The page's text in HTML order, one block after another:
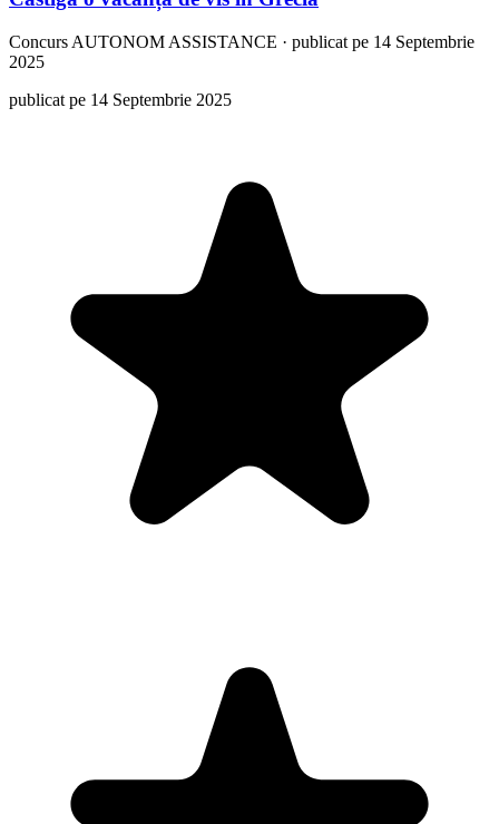
Concurs AUTONOM ASSISTANCE · publicat pe 14 Septembrie
2025
publicat pe 14 Septembrie 2025